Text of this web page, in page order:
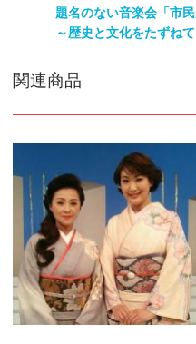
題名のない音楽会「市
～歴史と文化をたずねて
関連商品